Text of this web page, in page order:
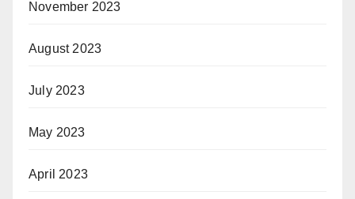
November 2023
August 2023
July 2023
May 2023
April 2023